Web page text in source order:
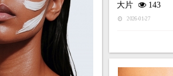
大片
143
2026-01-27